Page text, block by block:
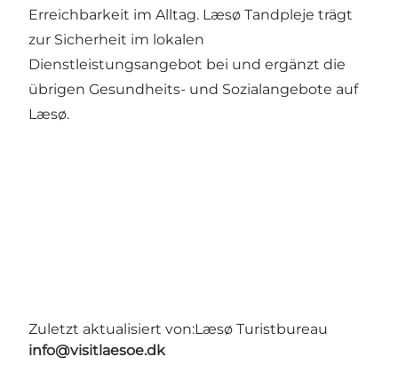
Erreichbarkeit im Alltag. Læsø Tandpleje trägt
zur Sicherheit im lokalen
Dienstleistungsangebot bei und ergänzt die
übrigen Gesundheits- und Sozialangebote auf
Læsø.
Zuletzt aktualisiert von:Læsø Turistbureau
info@visitlaesoe.dk